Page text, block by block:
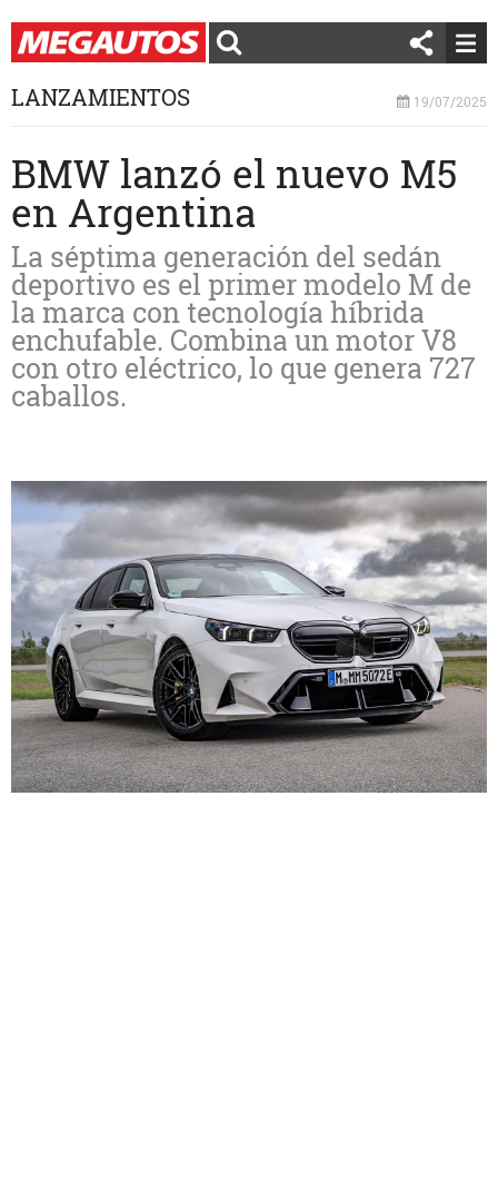
LANZAMIENTOS 19/07/2025
BMW lanzó el nuevo M5
en Argentina
La séptima generación del sedán
deportivo es el primer modelo M de
la marca con tecnología híbrida
enchufable. Combina un motor V8
con otro eléctrico, lo que genera 727
caballos.